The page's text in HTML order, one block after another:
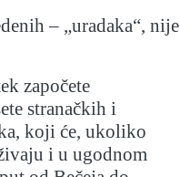
– „uradaka“, nije
započete
stranačkih i
koji će, ukoliko
i u ugodnom